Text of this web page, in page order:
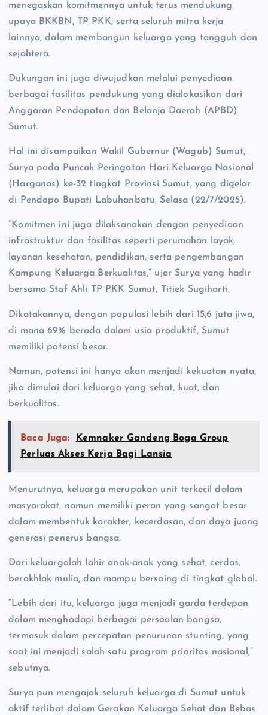
menegaskan komitmennya untuk terus mendukung
upaya BKKBN, TP PKK, serta seluruh mitra kerja
lainnya, dalam membangun keluarga yang tangguh dan
sejahtera.
Dukungan ini juga diwujudkan melalui penyediaan
berbagai fasilitas pendukung yang dialokasikan dari
Anggaran Pendapatan dan Belanja Daerah (APBD)
Sumut.
Hal ini disampaikan Wakil Gubernur (Wagub) Sumut,
Surya pada Puncak Peringatan Hari Keluarga Nasional
(Harganas) ke-32 tingkat Provinsi Sumut, yang digelar
di Pendopo Bupati Labuhanbatu, Selasa (22/7/2025).
“Komitmen ini juga dilaksanakan dengan penyediaan
infrastruktur dan fasilitas seperti perumahan layak,
layanan kesehatan, pendidikan, serta pengembangan
Kampung Keluarga Berkualitas,” ujar Surya yang hadir
bersama Staf Ahli TP PKK Sumut, Titiek Sugiharti.
Dikatakannya, dengan populasi lebih dari 15,6 juta jiwa,
di mana 69% berada dalam usia produktif, Sumut
memiliki potensi besar.
Namun, potensi ini hanya akan menjadi kekuatan nyata,
jika dimulai dari keluarga yang sehat, kuat, dan
berkualitas.
Baca Juga:
Kemnaker Gandeng Boga Group
Perluas Akses Kerja Bagi Lansia
Menurutnya, keluarga merupakan unit terkecil dalam
masyarakat, namun memiliki peran yang sangat besar
dalam membentuk karakter, kecerdasan, dan daya juang
generasi penerus bangsa.
Dari keluargalah lahir anak-anak yang sehat, cerdas,
berakhlak mulia, dan mampu bersaing di tingkat global.
“Lebih dari itu, keluarga juga menjadi garda terdepan
dalam menghadapi berbagai persoalan bangsa,
termasuk dalam percepatan penurunan stunting, yang
saat ini menjadi salah satu program prioritas nasional,”
sebutnya.
Surya pun mengajak seluruh keluarga di Sumut untuk
aktif terlibat dalam Gerakan Keluarga Sehat dan Bebas